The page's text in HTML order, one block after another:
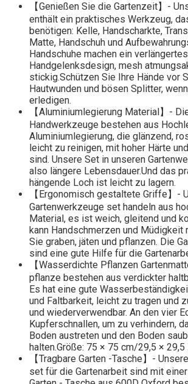
【Genießen Sie die Gartenzeit】-
enthält ein praktisches Werkzeug,
benötigen: Kelle, Handscharkte,
Matte, Handschuh und
Handschuhe machen ein verlängertes
Handgelenksdesign, mesh
stickig.Schützen Sie Ihre Hände vor
Hautwunden und bösen Splitter,
erledigen.
【Aluminiumlegierung Material】-
Handwerkzeuge bestehen aus
Aluminiumlegierung, die glänzend,
leicht zu reinigen, mit hoher Härte
sind. Unsere Set in unseren
also längere Lebensdauer.Und das
hängende Loch ist leicht zu lagern.
【Ergonomisch gestaltete Griffe】-
Gartenwerkzeuge set handeln aus
Material, es ist weich, gleitend und
kann Handschmerzen und Müdigkeit
Sie graben, jäten und pflanzen. Die
sind eine gute Hilfe für die
【Wasserdichte Pflanzen
pflanze bestehen aus verdickter
Es hat eine gute
und Faltbarkeit, leicht zu tragen und
und wiederverwendbar. An den vier
Kupferschnallen, um zu verhindern,
Boden austreten und den Boden
halten.Größe: 75 × 75 cm/29,5 × 29,5
【Tragbare Garten -Tasche】-
set für die Gartenarbeit sind mit